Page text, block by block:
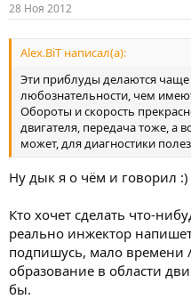
28 Ноя 2012
Alex.BiT написал(а):
Эти приблуды делаются чаще
любознательности, чем
Обороты и скорость
двигателя, передача тоже, а
может, для диагностики
Ну дык я о чём и говорил :)
Кто хочет сделать что-
реально инжектор
подпишусь, мало времени
образование в области
бы.